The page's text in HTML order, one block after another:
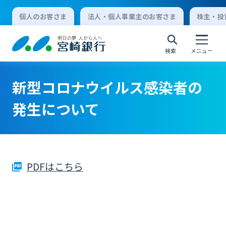
個人のお客さま 法人・個人事業主のお客さま 株主・
検索 メニュー
個人向けインターネットバンキング
ログオン
法人向けインターネットバンキング
新型コロナウイルス感染者の
発生について
PDFはこちら